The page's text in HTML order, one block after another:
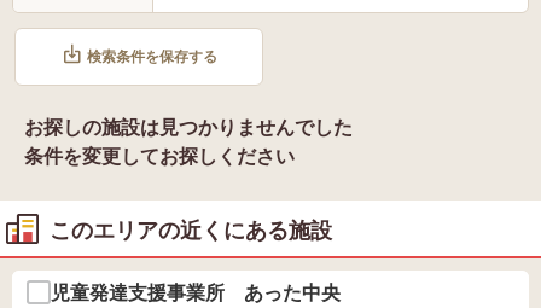
検索条件を保存する
お探しの施設は見つかりませんでした
条件を変更してお探しください
このエリアの近くにある施設
児童発達支援事業所 あった中央